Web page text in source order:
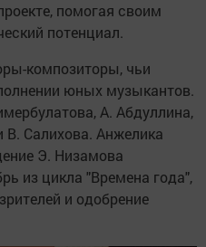
помогая своим
потенциал.
композиторы, чьи
юных музыкантов.
А. Абдуллина,
В. Салихова. Анжелика
Э. Низамова
из цикла "Времена года",
и одобрение